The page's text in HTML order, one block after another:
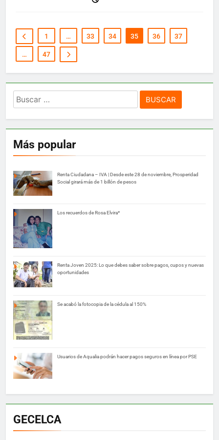
1 … 33 34 35 36 37
… 47
Buscar:
Más popular
Renta Ciudadana – IVA | Desde este 28 de noviembre, Prosperidad
Social girará más de 1 billón de pesos
Los recuerdos de Rosa Elvira*
Renta Joven 2025: Lo que debes saber sobre pagos, cupos y nuevas
oportunidades
Se acabó la fotocopia de la cédula al 150%
Usuarios de Aqualia podrán hacer pagos seguros en línea por PSE
GECELCA